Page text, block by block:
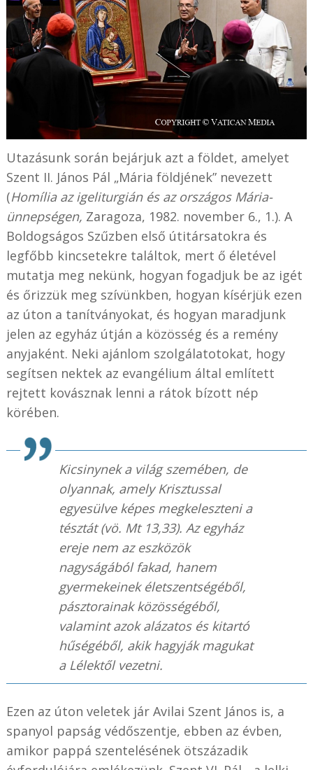
Utazásunk során bejárjuk azt a földet, amelyet
Szent II. János Pál „Mária földjének” nevezett
(Homília az igeliturgián és az országos Mária-
ünnepségen, Zaragoza, 1982. november 6., 1.). A
Boldogságos Szűzben első útitársatokra és
legfőbb kincsetekre találtok, mert ő életével
mutatja meg nekünk, hogyan fogadjuk be az igét
és őrizzük meg szívünkben, hogyan kísérjük ezen
az úton a tanítványokat, és hogyan maradjunk
jelen az egyház útján a közösség és a remény
anyjaként. Neki ajánlom szolgálatotokat, hogy
segítsen nektek az evangélium által említett
rejtett kovásznak lenni a rátok bízott nép
körében.
Kicsinynek a világ szemében, de
olyannak, amely Krisztussal
egyesülve képes megkeleszteni a
tésztát (vö. Mt 13,33). Az egyház
ereje nem az eszközök
nagyságából fakad, hanem
gyermekeinek életszentségéből,
pásztorainak közösségéből,
valamint azok alázatos és kitartó
hűségéből, akik hagyják magukat
a Lélektől vezetni.
Ezen az úton veletek jár Avilai Szent János is, a
spanyol papság védőszentje, ebben az évben,
amikor pappá szentelésének ötszázadik